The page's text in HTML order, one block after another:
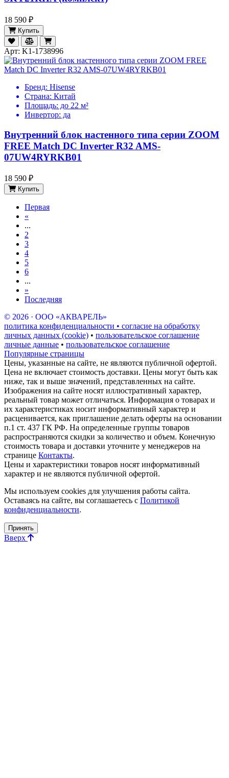
18 590 ₽
Купить
Арт: K1-1738996
Бренд: Hisense
Страна: Китай
Площадь: до 22 м²
Инвертор: да
Внутренний блок настенного типа серии ZOOM
FREE Match DC Inverter R32 AMS-
07UW4RYRKB01
18 590 ₽
Купить
Первая
«
...
2
3
4
5
6
...
»
Последняя
© 2026 · ООО «АКВАРЕЛЬ»
политика конфиденциальности • согласие на обработку
личных данных (cookie) • пользовательское соглашение
личные данные • пользовательское соглашение
Популярные страницы
Цены, указанные на сайте, не являются публичной офертой.
Цена не включает стоимость доставки. Цены могут быть как
ниже, так и выше значений, представленных на сайте.
Изображения на сайте носят иллюстративный характер,
реальный товар может отличаться. Информация о товарах и
их характеристиках носит информативный характер и
расценивается, как приглашение делать оферты на основании
п.1 ст. 437 ГК РФ. На определенные группы товаров
распространяются скидки за количество и объем. Конечную
стоимость товара и доставки уточните у менеджеров на
странице Контакты.
Цены и характеристики товаров носят информативный
характер и не являются публичной офертой.
Мы используем cookies для улучшения работы сайта.
Оставаясь на сайте, вы соглашаетесь с Политикой
конфиденциальности.
Принять
Вверх